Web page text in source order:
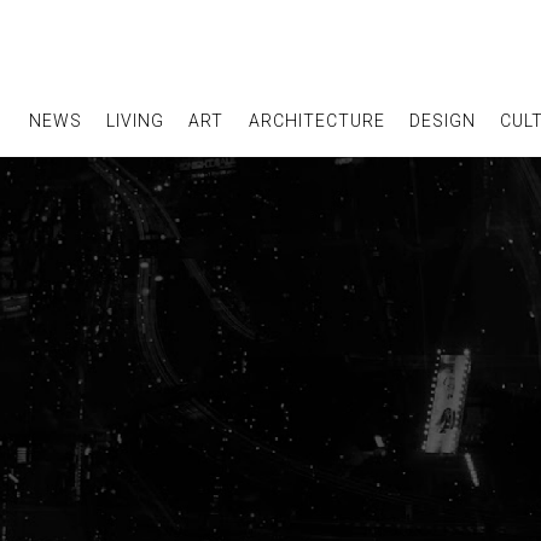
NEWS LIVING ART ARCHITECTURE DESIGN